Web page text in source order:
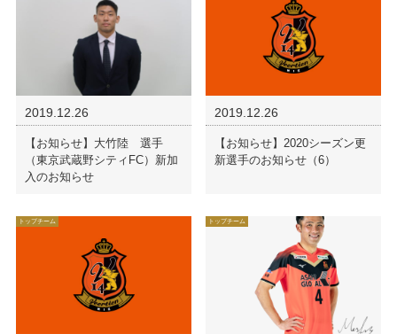
2019.12.26
【お知らせ】大竹陸 選手
（東京武蔵野シティFC）新加
入のお知らせ
2019.12.26
【お知らせ】2020シーズン更
新選手のお知らせ（6）
トップチーム トップチーム